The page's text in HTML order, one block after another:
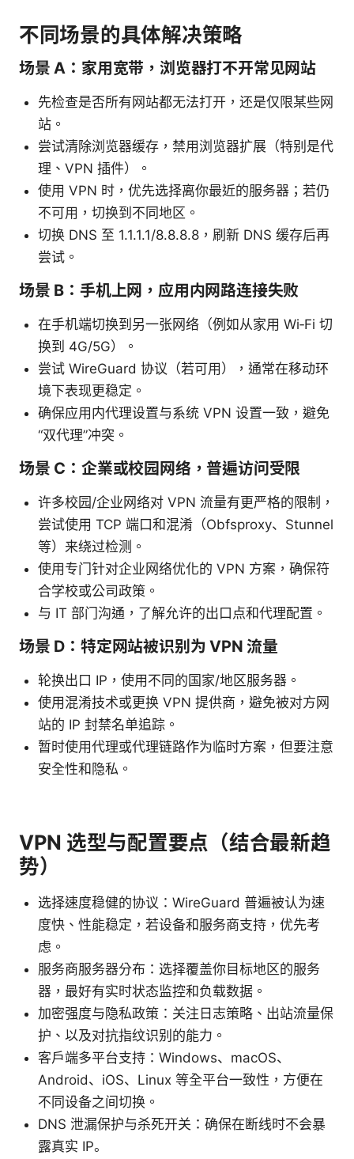
不同场景的具体解决策略
场景 A：家用宽带，浏览器打不开常见网站
先检查是否所有网站都无法打开，还是仅限某些网
站。
尝试清除浏览器缓存，禁用浏览器扩展（特别是代
理、VPN 插件）。
使用 VPN 时，优先选择离你最近的服务器；若仍
不可用，切换到不同地区。
切换 DNS 至 1.1.1.1/8.8.8.8，刷新 DNS 缓存后再
尝试。
场景 B：手机上网，应用内网路连接失败
在手机端切换到另一张网络（例如从家用 Wi‑Fi 切
换到 4G/5G）。
尝试 WireGuard 协议（若可用），通常在移动环
境下表现更稳定。
确保应用内代理设置与系统 VPN 设置一致，避免
“双代理”冲突。
场景 C：企業或校园网络，普遍访问受限
许多校园/企业网络对 VPN 流量有更严格的限制，
尝试使用 TCP 端口和混淆（Obfsproxy、Stunnel
等）来绕过检测。
使用专门针对企业网络优化的 VPN 方案，确保符
合学校或公司政策。
与 IT 部门沟通，了解允许的出口点和代理配置。
场景 D：特定网站被识别为 VPN 流量
轮换出口 IP，使用不同的国家/地区服务器。
使用混淆技术或更换 VPN 提供商，避免被对方网
站的 IP 封禁名单追踪。
暂时使用代理或代理链路作为临时方案，但要注意
安全性和隐私。
VPN 选型与配置要点（结合最新趋
势）
选择速度稳健的协议：WireGuard 普遍被认为速
度快、性能稳定，若设备和服务商支持，优先考
虑。
服务商服务器分布：选择覆盖你目标地区的服务
器，最好有实时状态监控和负载数据。
加密强度与隐私政策：关注日志策略、出站流量保
护、以及对抗指纹识别的能力。
客户端多平台支持：Windows、macOS、
Android、iOS、Linux 等全平台一致性，方便在
不同设备之间切换。
DNS 泄漏保护与杀死开关：确保在断线时不会暴
露真实 IP。